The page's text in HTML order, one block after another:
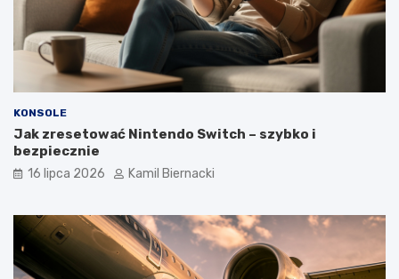
KONSOLE
Jak zresetować Nintendo Switch – szybko i
bezpiecznie
16 lipca 2026 Kamil Biernacki